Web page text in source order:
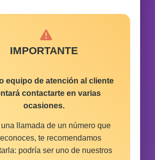
IMPORTANTE
equipo de atención al cliente
contactarte en varias
ocasiones.
llamada de un número que
te recomendamos
podría ser uno de nuestros